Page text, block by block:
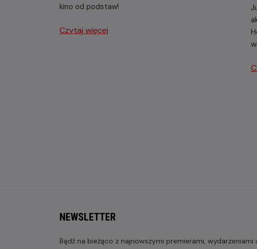
kino od podstaw!
Czytaj więcej
NEWSLETTER
Bądź na bieżąco z najnowszymi premierami, wydarzeniami